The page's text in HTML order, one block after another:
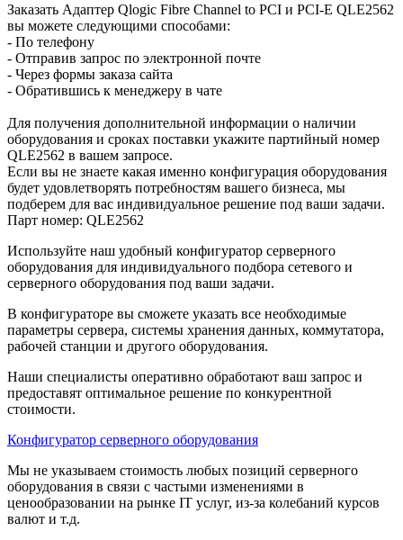
Заказать Адаптер Qlogic Fibre Channel to PCI и PCI-E QLE2562
вы можете следующими способами:
- По телефону
- Отправив запрос по электронной почте
- Через формы заказа сайта
- Обратившись к менеджеру в чате
Для получения дополнительной информации о наличии
оборудования и сроках поставки укажите партийный номер
QLE2562 в вашем запросе.
Если вы не знаете какая именно конфигурация оборудования
будет удовлетворять потребностям вашего бизнеса, мы
подберем для вас индивидуальное решение под ваши задачи.
Парт номер: QLE2562
Используйте наш удобный конфигуратор серверного
оборудования для индивидуального подбора сетевого и
серверного оборудования под ваши задачи.
В конфигураторе вы сможете указать все необходимые
параметры сервера, системы хранения данных, коммутатора,
рабочей станции и другого оборудования.
Наши специалисты оперативно обработают ваш запрос и
предоставят оптимальное решение по конкурентной
стоимости.
Конфигуратор серверного оборудования
Мы не указываем стоимость любых позиций серверного
оборудования в связи с частыми изменениями в
ценообразовании на рынке IT услуг, из-за колебаний курсов
валют и т.д.